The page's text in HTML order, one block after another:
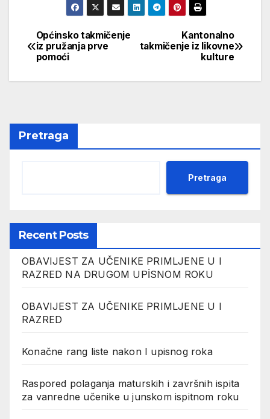
Navigacija
članaka
Kantonalno
takmičenje iz likovne
kulture
Općinsko takmičenje
iz pružanja prve
pomoći
Pretraga
Pretraga
Recent Posts
OBAVIJEST ZA UČENIKE PRIMLJENE U I
RAZRED NA DRUGOM UPİSNOM ROKU
OBAVIJEST ZA UČENIKE PRIMLJENE U I
RAZRED
Konačne rang liste nakon I upisnog roka
Raspored polaganja maturskih i završnih ispita
za vanredne učenike u junskom ispitnom roku